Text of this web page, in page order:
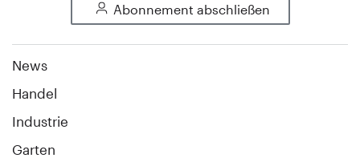
Abonnement abschließen
News
Handel
Industrie
Garten